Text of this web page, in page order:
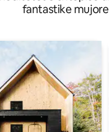
fantastike mujore